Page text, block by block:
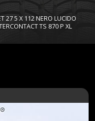
27 5 X 112 NERO LUCIDO
TS 870 P XL